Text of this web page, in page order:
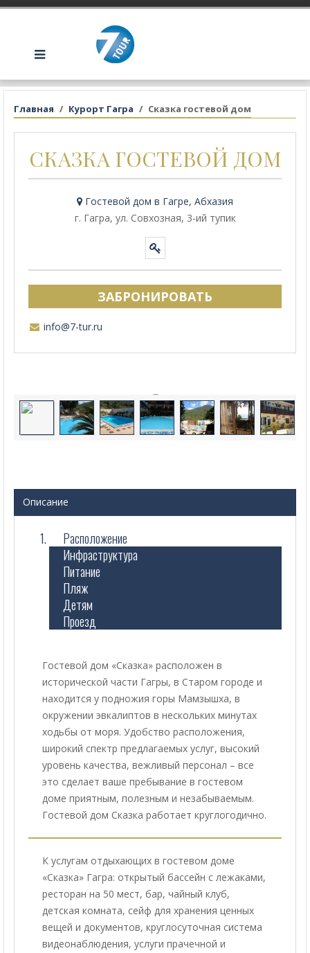
Главная Курорт Гагра Сказка гостевой дом
СКАЗКА ГОСТЕВОЙ ДОМ
Гостевой дом в Гагре, Абхазия
г. Гагра, ул. Совхозная, 3-ий тупик
ЗАБРОНИРОВАТЬ
info@7-tur.ru
Описание
Расположение
Инфраструктура
Питание
Пляж
Детям
Проезд
Гостевой дом «Сказка» расположен в
исторической части Гагры, в Старом городе и
находится у подножия горы Мамзышха, в
окружении эвкалиптов в нескольких минутах
ходьбы от моря. Удобство расположения,
широкий спектр предлагаемых услуг, высокий
уровень качества, вежливый персонал – все
это сделает ваше пребывание в гостевом
доме приятным, полезным и незабываемым.
Гостевой дом Сказка работает круглогодично.
К услугам отдыхающих в гостевом доме
«Сказка» Гагра: открытый бассейн с лежаками,
ресторан на 50 мест, бар, чайный клуб,
детская комната, сейф для хранения ценных
вещей и документов, круглосуточная система
видеонаблюдения, услуги прачечной и